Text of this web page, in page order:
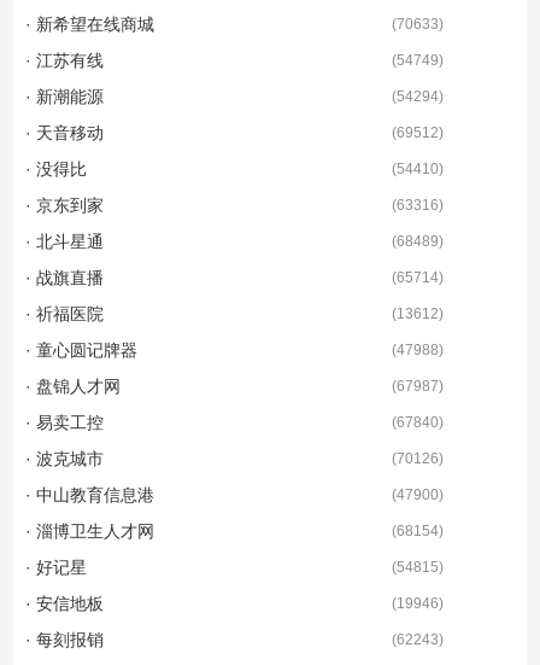
· 新希望在线商城 (70633)
· 江苏有线 (54749)
· 新潮能源 (54294)
· 天音移动 (69512)
· 没得比 (54410)
· 京东到家 (63316)
· 北斗星通 (68489)
· 战旗直播 (65714)
· 祈福医院 (13612)
· 童心圆记牌器 (47988)
· 盘锦人才网 (67987)
· 易卖工控 (67840)
· 波克城市 (70126)
· 中山教育信息港 (47900)
· 淄博卫生人才网 (68154)
· 好记星 (54815)
· 安信地板 (19946)
· 每刻报销 (62243)